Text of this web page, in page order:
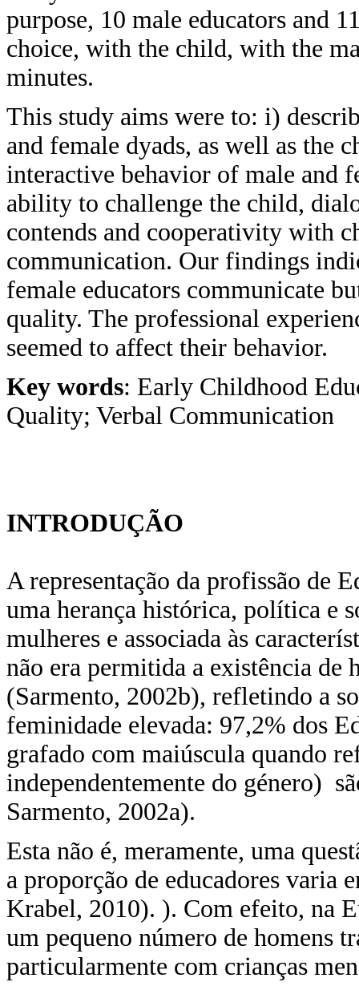
purpose, 10 male educators and
choice, with the child, with the
minutes.
This study aims were to: i)
and female dyads, as well as the
interactive behavior of male and
ability to challenge the child,
contends and cooperativity with
communication. Our findings
female educators communicate
quality. The professional
seemed to affect their behavior.
Key words: Early Childhood
Quality; Verbal Communication
INTRODUÇÃO
A representação da profissão de
uma herança histórica, política e
mulheres e associada às
não era permitida a existência de
(Sarmento, 2002b), refletindo a
feminidade elevada: 97,2% dos
grafado com maiúscula quando
independentemente do género)
Sarmento, 2002a).
Esta não é, meramente, uma
a proporção de educadores varia
Krabel, 2010). ). Com efeito, na
um pequeno número de homens
particularmente com crianças